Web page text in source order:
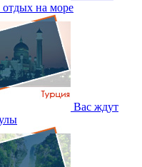
на море
Вас ждут